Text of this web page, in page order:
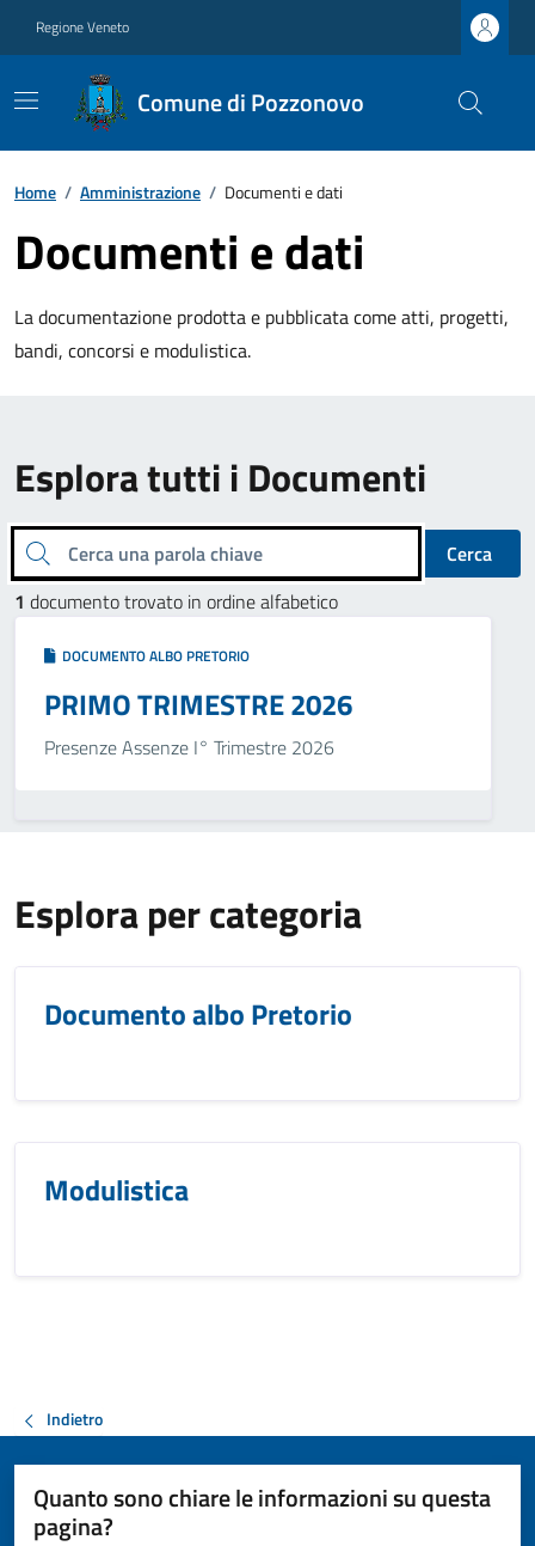
Regione Veneto
Comune di Pozzonovo
Home / Amministrazione / Documenti e dati
Documenti e dati
La documentazione prodotta e pubblicata come atti, progetti,
bandi, concorsi e modulistica.
Esplora tutti i Documenti
Cerca una parola chiave
Cerca
1 documento trovato in ordine alfabetico
DOCUMENTO ALBO PRETORIO
PRIMO TRIMESTRE 2026
Presenze Assenze I° Trimestre 2026
Esplora per categoria
Documento albo Pretorio
Modulistica
Indietro
Quanto sono chiare le informazioni su questa
pagina?